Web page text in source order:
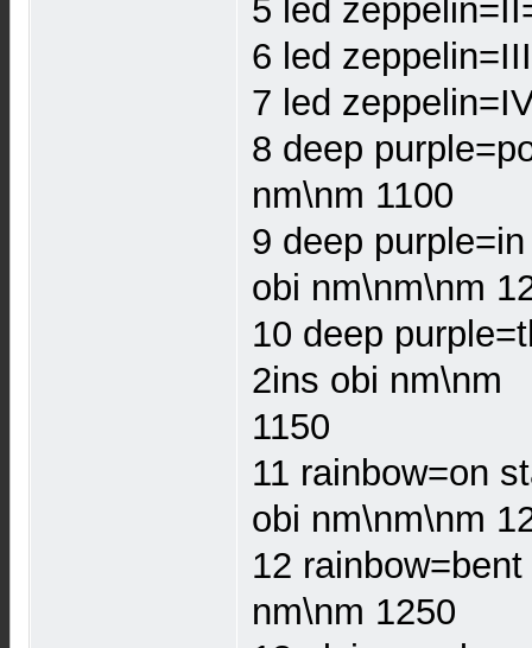
5 led
6 led
7 led
8 deep
nm\nm 1100
9 deep
obi nm\nm\nm
10 deep
2ins obi nm\nm
1150
11 rainbow=on
obi nm\nm\nm
12
nm\nm 1250